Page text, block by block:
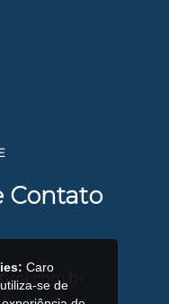
Caro
se de
Contato